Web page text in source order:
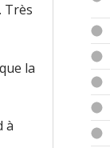
Très
la
à